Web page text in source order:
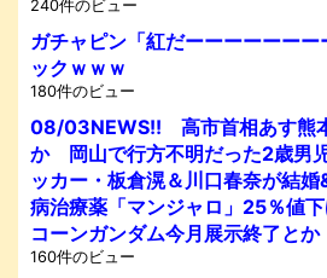
240件のビュー
ガチャピン「紅だーーーーーー
ックｗｗｗ
180件のビュー
08/03NEWS!! 高市首相あす熊
か 岡山で行方不明だった2歳男
ッカー・板倉滉＆川口春奈が結
病治療薬「マンジャロ」25％値
コーンガンダム今月展示終了とか
160件のビュー